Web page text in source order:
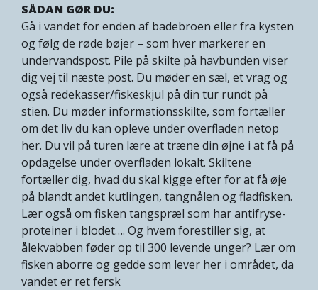
SÅDAN GØR DU:
Gå i vandet for enden af badebroen eller fra kysten
og følg de røde bøjer – som hver markerer en
undervandspost. Pile på skilte på havbunden viser
dig vej til næste post. Du møder en sæl, et vrag og
også redekasser/fiskeskjul på din tur rundt på
stien. Du møder informationsskilte, som fortæller
om det liv du kan opleve under overfladen netop
her. Du vil på turen lære at træne din øjne i at få på
opdagelse under overfladen lokalt. Skiltene
fortæller dig, hvad du skal kigge efter for at få øje
på blandt andet kutlingen, tangnålen og fladfisken.
Lær også om fisken tangspræl som har antifryse-
proteiner i blodet…. Og hvem forestiller sig, at
ålekvabben føder op til 300 levende unger? Lær om
fisken aborre og gedde som lever her i området, da
vandet er ret fersk